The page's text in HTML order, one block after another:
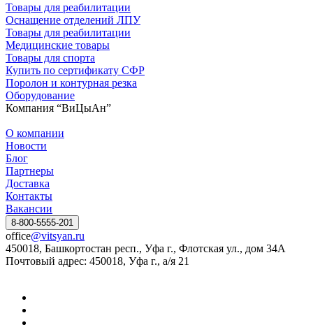
Товары для реабилитации
Оснащение отделений ЛПУ
Товары для реабилитации
Медицинские товары
Товары для спорта
Купить по сертификату СФР
Поролон и контурная резка
Оборудование
Компания “ВиЦыАн”
О компании
Новости
Блог
Партнеры
Доставка
Контакты
Вакансии
8-800-5555-201
office@vitsyan.ru
450018, Башкортостан респ., Уфа г., Флотская ул., дом 34А
Почтовый адрес: 450018, Уфа г., а/я 21